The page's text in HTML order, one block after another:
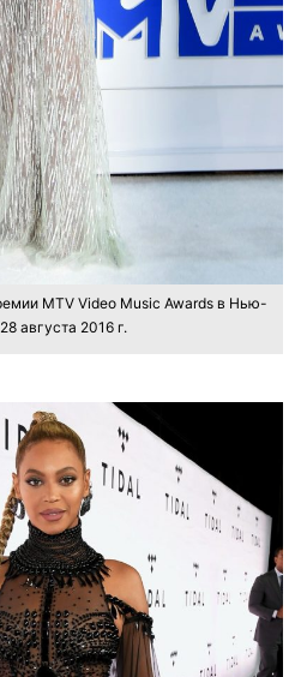
MTV Video Music Awards в Нью-
августа 2016 г.